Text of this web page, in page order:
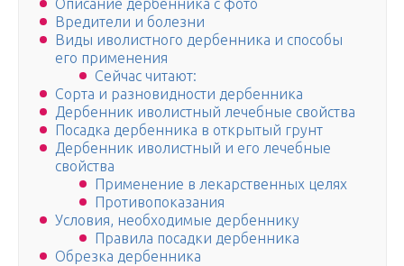
Описание дербенника c фото
Вредители и болезни
Виды иволистного дербенника и способы
его применения
Сейчас читают:
Сорта и разновидности дербенника
Дербенник иволистный лечебные свойства
Посадка дербенника в открытый грунт
Дербенник иволистный и его лечебные
свойства
Применение в лекарственных целях
Противопоказания
Условия, необходимые дербеннику
Правила посадки дербенника
Обрезка дербенника